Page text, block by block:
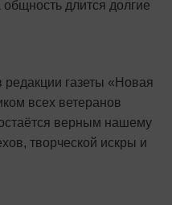
длится долгие
редакции газеты «Новая
всех ветеранов
верным нашему
творческой искры и